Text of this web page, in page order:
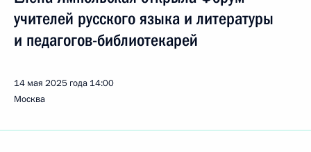
учителей русского языка и литературы
и педагогов-библиотекарей
14 мая 2025 года 14:00
Москва